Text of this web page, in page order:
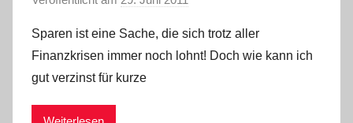
n
L
Sparen ist eine Sache, die sich trotz aller
Finanzkrisen immer noch lohnt! Doch wie kann ich
gut verzinst für kurze